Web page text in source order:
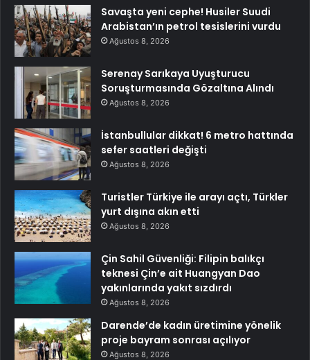
Savaşta yeni cephe! Husiler Suudi
Arabistan’ın petrol tesislerini vurdu
Ağustos 8, 2026
Serenay Sarıkaya Uyuşturucu
Soruşturmasında Gözaltına Alındı
Ağustos 8, 2026
İstanbullular dikkat! 6 metro hattında
sefer saatleri değişti
Ağustos 8, 2026
Turistler Türkiye ile arayı açtı, Türkler
yurt dışına akın etti
Ağustos 8, 2026
Çin Sahil Güvenliği: Filipin balıkçı
teknesi Çin’e ait Huangyan Dao
yakınlarında yakıt sızdırdı
Ağustos 8, 2026
Darende’de kadın üretimine yönelik
proje bayram sonrası açılıyor
Ağustos 8, 2026